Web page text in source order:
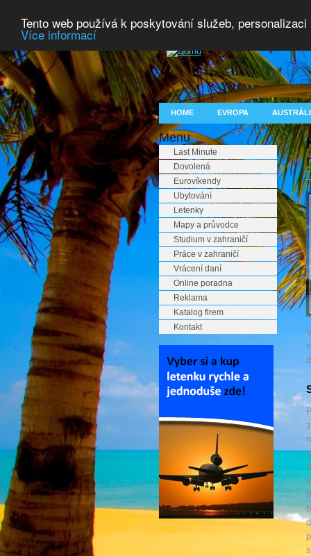
Tento web používá k poskytování služeb,
Více informací
HOME EVROPA
Menu
Last Minute
Dovolená
Eurovíkendy
Ubytování
Letenky
Mapy a průvodce
Studium v zahraničí
Práce v zahraničí
Vrácení daní
Online poradna
Reklama
Katalog firem
Kontakt